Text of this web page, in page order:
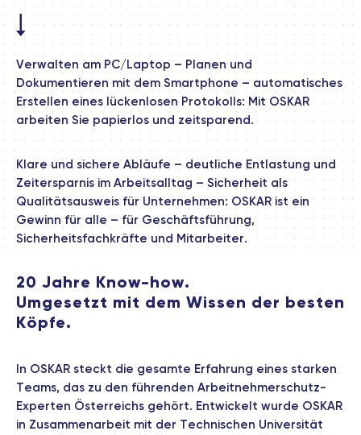
Verwalten am PC/Laptop – Planen und
Dokumentieren mit dem Smartphone – automatisches
Erstellen eines lückenlosen Protokolls: Mit OSKAR
arbeiten Sie papierlos und zeitsparend.
Klare und sichere Abläufe – deutliche Entlastung und
Zeitersparnis im Arbeitsalltag – Sicherheit als
Qualitätsausweis für Unternehmen: OSKAR ist ein
Gewinn für alle – für Geschäftsführung,
Sicherheitsfachkräfte und Mitarbeiter.
20 Jahre Know-how.
Umgesetzt mit dem Wissen der besten
Köpfe.
In OSKAR steckt die gesamte Erfahrung eines starken
Teams, das zu den führenden Arbeitnehmerschutz-
Experten Österreichs gehört. Entwickelt wurde OSKAR
in Zusammenarbeit mit der Technischen Universität